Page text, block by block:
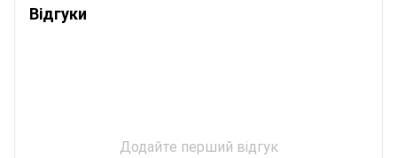
Відгуки
Додайте перший відгук